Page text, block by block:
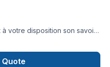
votre disposition son savoir-
Crépis, Cuisine, Démolition,
et poêle, Gouttières,
Quote